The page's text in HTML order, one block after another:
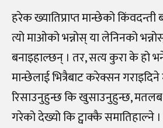
हरेक ख्यातिप्राप्त मान्छेको
त्यो माओको भन्नोस् या लेनिनको
बनाइहाल्छन् । तर, सत्य कुरा के हो
मान्छेलाई भित्रैबाट करेक्सन गराइदिने
रिसाउनुहुन्छ कि खुसाउनुहुन्छ,
गरेको देख्यो कि ट्वाक्कै समातिहाल्ने ।